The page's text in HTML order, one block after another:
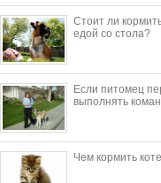
Стоит ли
едой со стола?
Если питомец
выполнять
Чем кормить